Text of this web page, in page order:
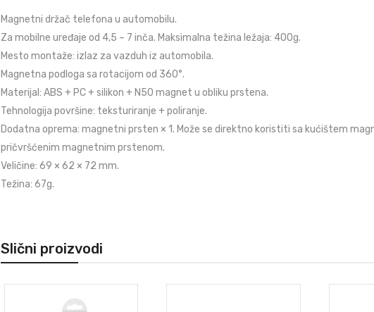
Magnetni držač telefona u automobilu.
Za mobilne uređaje od 4,5 – 7 inča. Maksimalna težina ležaja: 400g.
Mesto montaže: izlaz za vazduh iz automobila.
Magnetna podloga sa rotacijom od 360°.
Materijal: ABS + PC + silikon + N50 magnet u obliku prstena.
Tehnologija površine: teksturiranje + poliranje.
Dodatna oprema: magnetni prsten × 1. Može se direktno koristiti sa kućištem
pričvršćenim magnetnim prstenom.
Veličine: 69 × 62 × 72 mm.
Težina: 67g.
Slični proizvodi